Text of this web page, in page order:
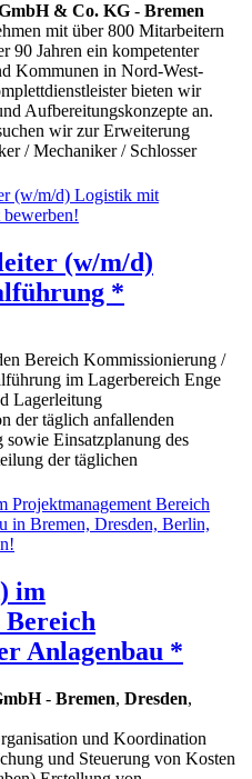
& Co. KG - Bremen
mit über 800 Mitarbeitern
90 Jahren ein kompetenter
Kommunen in Nord-West-
bieten wir
Aufbereitungskonzepte an.
wir zur Erweiterung
/ Mechaniker / Schlosser
(w/m/d)
*
Bereich Kommissionierung /
im Lagerbereich Enge
Lagerleitung
der täglich anfallenden
Einsatzplanung des
der täglichen
im
Bereich
Anlagenbau *
- Bremen, Dresden,
und Koordination
und Steuerung von Kosten